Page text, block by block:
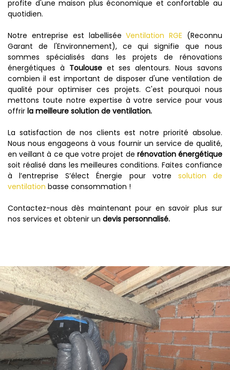
profite d'une maison plus économique et confortable au
quotidien.
Notre entreprise est labelliséeVentilation RGE (Reconnu
Garant de l'Environnement), ce qui signifie que nous
sommes spécialisés dans les projets de rénovations
énergétiques à Toulouseet ses alentours. Nous savons
combien il est important de disposer d'une ventilation de
qualité pour optimiser ces projets. C'est pourquoi nous
mettons toute notre expertise à votre service pour vous
offrir la meilleure solution de ventilation.
La satisfaction de nos clients est notre priorité absolue.
Nous nous engageons à vous fournir un service de qualité,
en veillant à ce que votre projet de rénovation énergétique
soit réalisé dans les meilleures conditions. Faites confiance
à l’entreprise S’élect Énergie pour votre solution de
ventilation basse consommation !
Contactez-nous dès maintenant pour en savoir plus sur
nos services et obtenir un devis personnalisé.